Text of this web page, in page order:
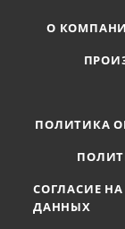
О
ПОЛИТИКА
СОГЛАСИЕ
ДАННЫХ